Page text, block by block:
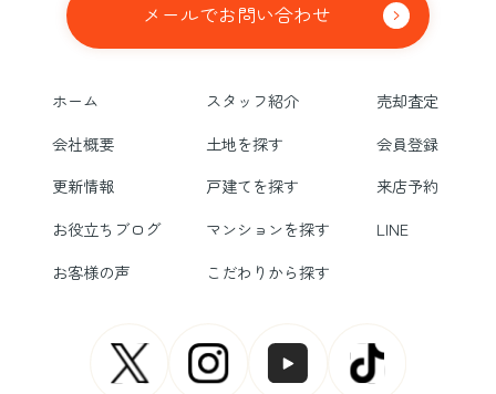
メールでお問い合わせ
ホーム スタッフ紹介
売却査定
会社概要
土地を探す
会員登録
更新情報
戸建てを探す
来店予約
お役立ちブログ
マンションを探す
LINE
お客様の声
こだわりから探す